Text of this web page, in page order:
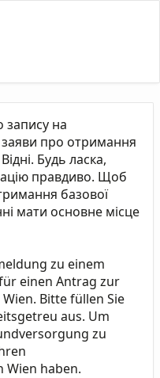
запису на
про отримання
Будь ласка,
правдиво. Щоб
базової
мати основне місце
zu einem
einen Antrag zur
Bitte füllen Sie
aus. Um
zu
Wien haben.